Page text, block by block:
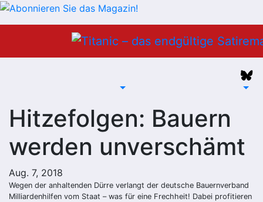
Hitzefolgen: Bauern
werden unverschämt
Aug. 7, 2018
Wegen der anhaltenden Dürre verlangt der deutsche Bauernverband
Milliardenhilfen vom Staat – was für eine Frechheit! Dabei profitieren